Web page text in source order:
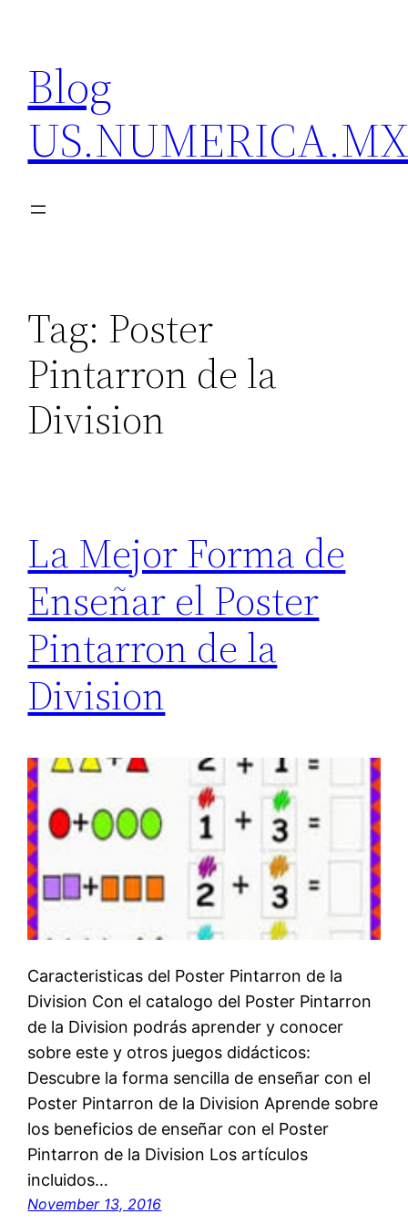
content
Blog
Tag: Poster
Pintarron de la
Division
La Mejor Forma de
Enseñar el Poster
Pintarron de la
Division
Caracteristicas del Poster Pintarron de la
Division Con el catalogo del Poster Pintarron
de la Division podrás aprender y conocer
sobre este y otros juegos didácticos:
Descubre la forma sencilla de enseñar con el
Poster Pintarron de la Division Aprende sobre
los beneficios de enseñar con el Poster
Pintarron de la Division Los artículos
incluidos…
November 13, 2016